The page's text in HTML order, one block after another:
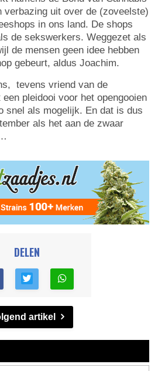
verbazing uit over de (zoveelste)
in ons land. De shops
de sekswerkers. Weggezet als
de mensen geen idee hebben
gebeurt, aldus Joachim.
tevens vriend van de
pleidooi voor het opengooien
snel als mogelijk. En dat is dus
als het aan de zwaar
DELEN
artikel